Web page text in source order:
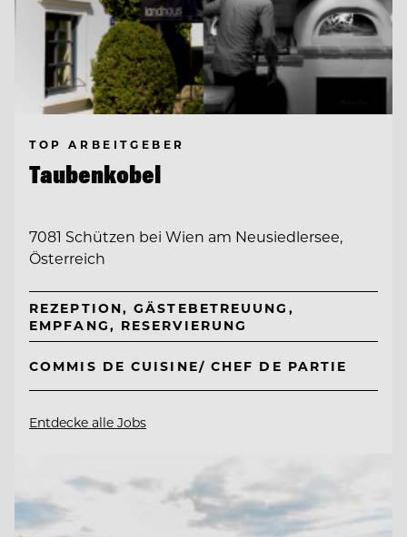
TOP ARBEITGEBER
Taubenkobel
7081 Schützen bei Wien am Neusiedlersee,
Österreich
REZEPTION, GÄSTEBETREUUNG,
EMPFANG, RESERVIERUNG
COMMIS DE CUISINE/ CHEF DE PARTIE
Entdecke alle Jobs